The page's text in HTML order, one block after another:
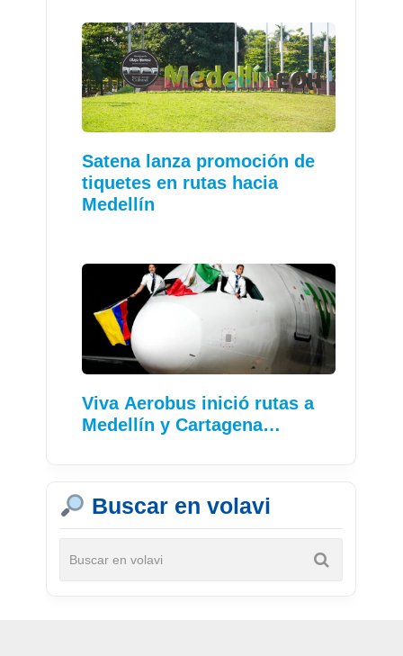
Satena lanza promoción de
tiquetes en rutas hacia
Medellín
Viva Aerobus inició rutas a
Medellín y Cartagena…
Buscar en volavi